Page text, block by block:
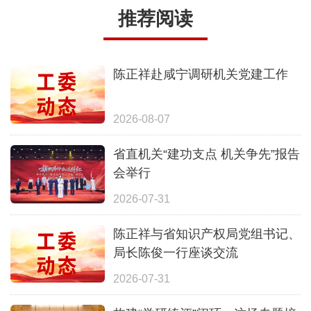
推荐阅读
陈正祥赴咸宁调研机关党建工作
2026-08-07
省直机关“建功支点 机关争先”报告
会举行
2026-07-31
陈正祥与省知识产权局党组书记、
局长陈俊一行座谈交流
2026-07-31